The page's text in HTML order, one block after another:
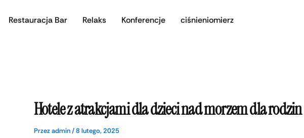
Restauracja Bar Relaks Konferencje ciśnieniomierz
Hotele z atrakcjami dla dzieci nad morzem dla rodzin
Przezadmin/8 lutego, 2025